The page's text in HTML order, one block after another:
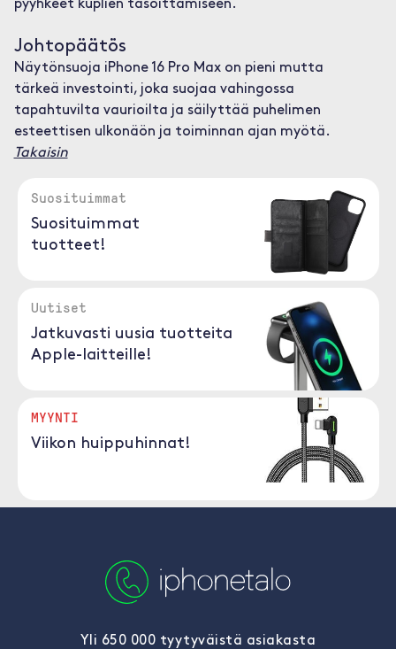
pyyhkeet kuplien tasoittamiseen.
Johtopäätös
Näytönsuoja iPhone 16 Pro Max on pieni mutta
tärkeä investointi, joka suojaa vahingossa
tapahtuvilta vaurioilta ja säilyttää puhelimen
esteettisen ulkonäön ja toiminnan ajan myötä.
Takaisin
Suosituimmat
Suosituimmat
tuotteet!
Uutiset
Jatkuvasti uusia tuotteita
Apple-laitteille!
MYYNTI
Viikon huippuhinnat!
Yli 650 000 tyytyväistä asiakasta